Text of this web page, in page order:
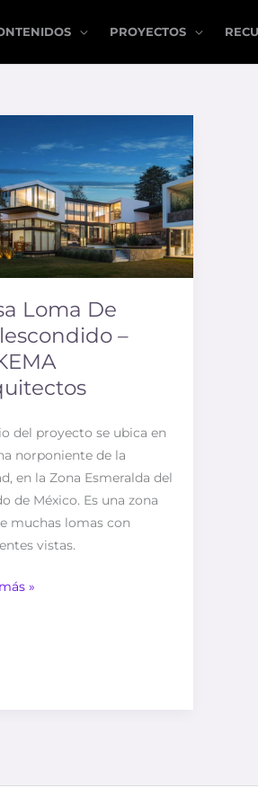
PROYECTOS
Loma De
–
del proyecto se ubica en
norponiente de la
en la Zona Esmeralda del
de México. Es una zona
muchas lomas con
vistas.
»